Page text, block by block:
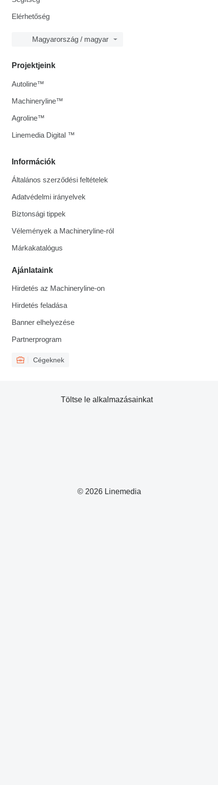
Elérhetőség
Magyarország / magyar
Információk
Általános szerződési feltételek
Adatvédelmi irányelvek
Biztonsági tippek
Vélemények a Machineryline-ról
Márkakatalógus
Ajánlataink
Hirdetés az Machineryline-on
Hirdetés feladása
Banner elhelyezése
Partnerprogram
Cégeknek
Projektjeink
Autoline™
Machineryline™
Agroline™
Linemedia Digital ™
© 2026 Linemedia
Töltse le alkalmazásainkat